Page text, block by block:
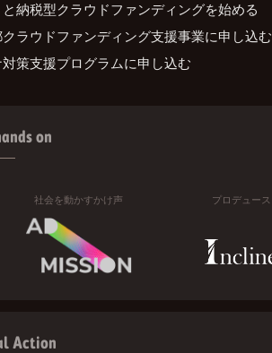
納税型クラウドファンディングを始める
ラウドファンディング支援事業に申し込む
策支援プログラムに申し込む
on
社会を動かすかけ声 プロデュース
Action